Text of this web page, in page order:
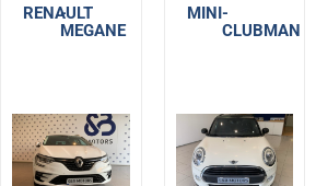
RENAULT
-
MEGANE
MINI-
CLUBMAN